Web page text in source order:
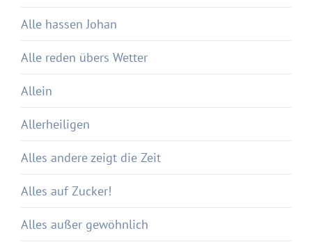
Alle hassen Johan
Alle reden übers Wetter
Allein
Allerheiligen
Alles andere zeigt die Zeit
Alles auf Zucker!
Alles außer gewöhnlich